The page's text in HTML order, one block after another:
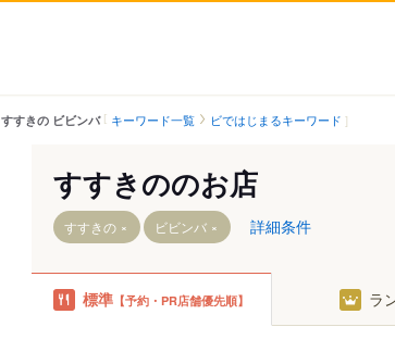
すすきの ビビンバ キーワード一覧 ビではじまるキーワード
すすきの駅（市営）
すすきののお店
すすきの ビビンバ 詳細条件
標準 【予約・PR店舗優先順】 ラ